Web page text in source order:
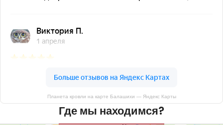
Планета кровли на карте Балашихи — Яндекс Карты
Где мы находимся?